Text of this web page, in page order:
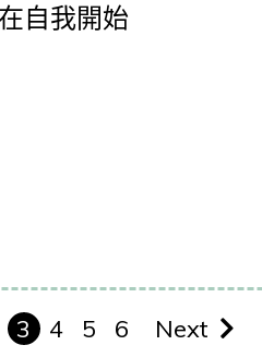
自我開始
3 4 5 6 Next